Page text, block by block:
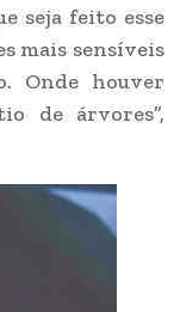
seja feito esse
mais sensíveis
Onde houver
de árvores”,